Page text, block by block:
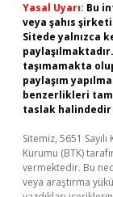
Yasal Uyarı: Bu
veya şahıs
Sitede yalnızca
taşımamakta
paylaşım
benzerlikleri
taslak halindedir
Sitemiz, 5651
Kurumu (BTK)
vermektedir. Bu
veya araştırma